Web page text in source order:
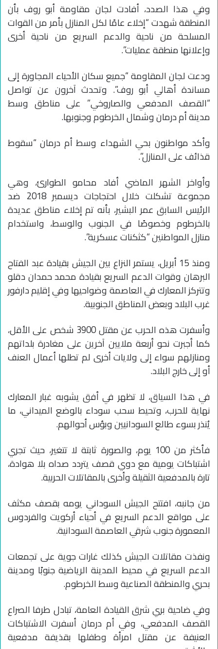
وفي هذا الصدد، أفادت لجان مقاومة أبو روف بأن
المنطقة شهدت “إخلاء عامًا لكل المنازل بأمر من القوات
المسلحة من ناحية والدعم السريع من ناحية أخرى
وإعلانها منطقة عمليات”.
ودعت لجان المقاومة “جميع سكان الأحياء المجاورة إلى
مساندة أهالي أبو روف”. وتحدث آخرون عن تواصل
“القصف المدفعي والصاروخي” على مناطق وسط
مدينة أم درمان وشمال الخرطوم وجنوبها.
وأكد مواطنون بحي الشهداء وسط أم درمان “سقوط
قذائف على المنازل”.
وأواخر الشهر الماضي أفاد محامو الطوارئ، وهي
مجموعة تشكلت خلال احتجاجات ديسمبر 2018 ضد
الرئيس السابق عمر البشير، بأنه تم إخلاء مناطق عديدة
بالخرطوم وخصوصًا في الجنوب والوسط، واستخدام
منازل المواطنين “كثكنات عسكرية”.
ومنذ 15 أبريل، يستمر النزاع بين الجيش بقيادة عبد الفتاح
البرهان وقوات الدعم السريع بقيادة محمد حمدان دقلو
وتتركز المعارك في العاصمة وضواحيها وفي إقليم دارفور
غرب البلاد وبعض المناطق الجنوبية.
وأسفرت هذه الحرب عن مقتل 3900 شخص على الأقل،
كما أجبرت نحو أربعة ملايين آخرين على مغادرة بلداتهم
ومنازلهم سواء إلى ولايات أخرى لم تطلها أعمال العنف
أو إلى خارج البلاد.
في هذا السياق، لا تظهر في أفق يشوبه غبار المعارك
نهاية للحرب، وتحيط سحب سوداء بالوضع الميداني، ما
يُنذر بسوء طالع السودانيين وبؤس أحوالهم.
فأكثر من 100 يوم، والصورة ثابتة لا تتغير، حيث تجري
اشتباكات يومية مع دوي قصف يتردد صداه بلا هوادة،
تارة بالمدفعية الثقيلة وأخرى بالمقاتلات الحربية.
من جانبه، افتتح الجيش السوداني يومه بقصف مكثف
على مواقع الدعم السريع في أحياء أركويت والفردوس
المعمورة جنوب شرقي العاصمة السودانية.
ونفذت مقاتلات الجيش كذلك غارات جوية على تجمعات
الدعم السريع في محيط المدينة الرياضية جنوبًا ومدينة
بحري والمنطقة الصناعية وسط الخرطوم.
وفي ضاحية بري شرق القيادة العامة، تبادل طرفا الصراع
القصف المدفعي، وفي أم درمان أسفرت الاشتباكات
العنيفة عن مقتل امرأة وطفلها بقذيفة مدفعية